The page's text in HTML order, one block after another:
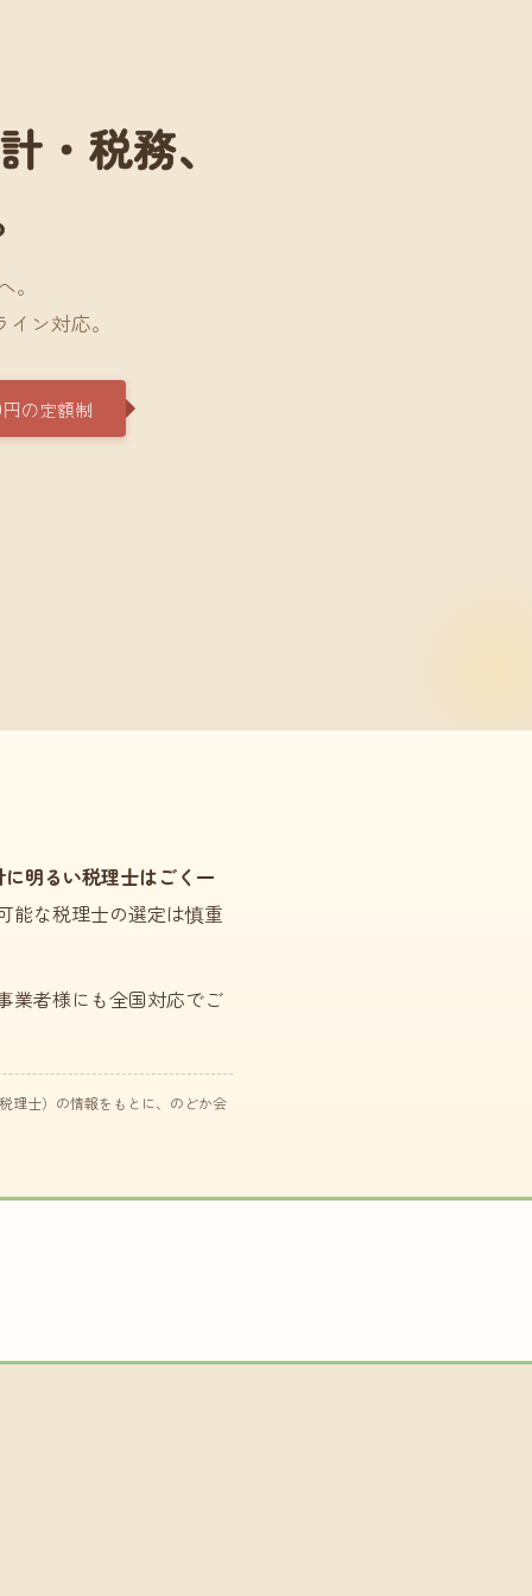
・税務、
。
ン対応。
の定額制
明るい税理士はごく一
能な税理士の選定は慎重
業者様にも全国対応でご
理士）の情報をもとに、のどか会